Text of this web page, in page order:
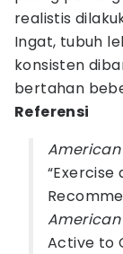
realistis
Ingat, tubuh
konsisten
bertahan
Referensi
Active to